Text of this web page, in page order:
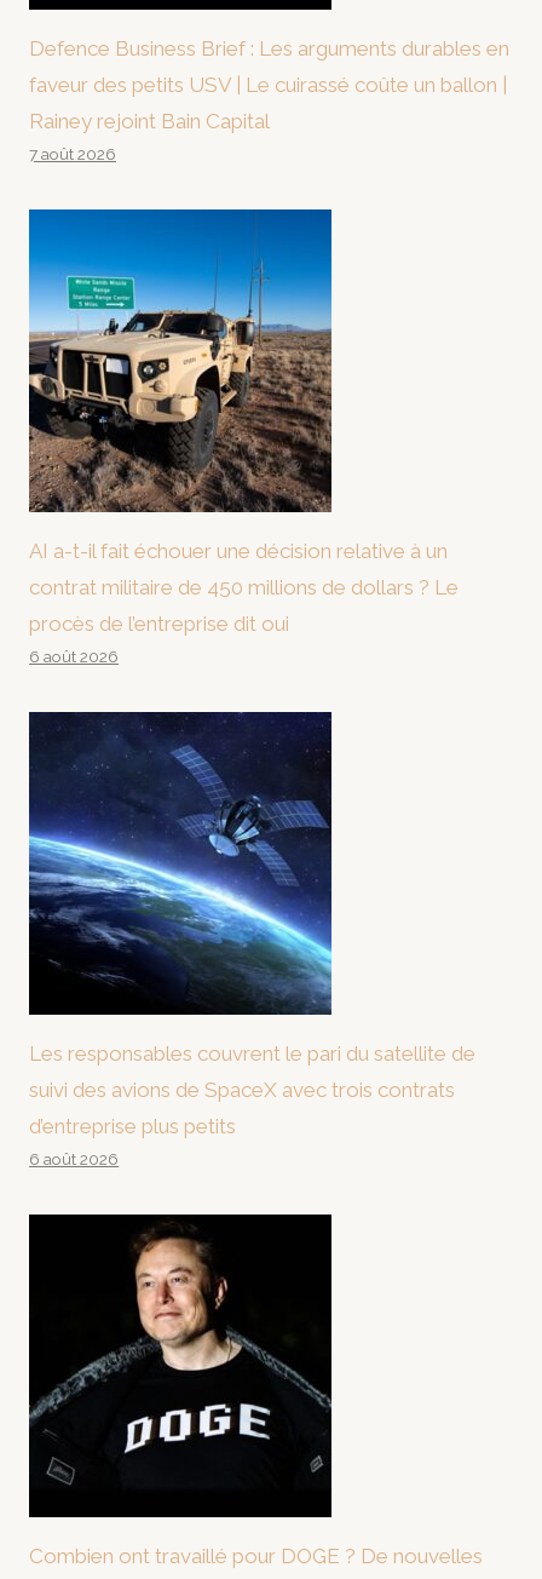
Defence Business Brief : Les arguments durables en
faveur des petits USV | Le cuirassé coûte un ballon |
Rainey rejoint Bain Capital
7 août 2026
AI a-t-il fait échouer une décision relative à un
contrat militaire de 450 millions de dollars ? Le
procès de l’entreprise dit oui
6 août 2026
Les responsables couvrent le pari du satellite de
suivi des avions de SpaceX avec trois contrats
d’entreprise plus petits
6 août 2026
Combien ont travaillé pour DOGE ? De nouvelles